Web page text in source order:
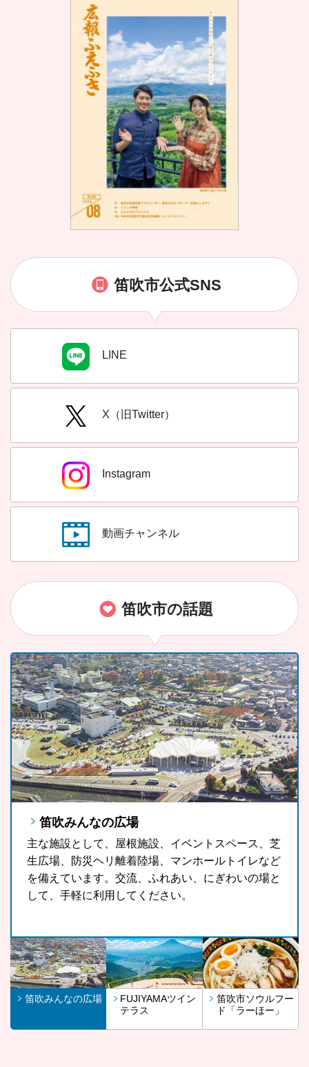
笛吹市公式SNS
LINE
X（旧Twitter）
Instagram
動画チャンネル
笛吹市の話題
笛吹みんなの広場
主な施設として、屋根施設、イベントスペース、芝
生広場、防災ヘリ離着陸場、マンホールトイレなど
を備えています。交流、ふれあい、にぎわいの場と
して、手軽に利用してください。
FUJIYAMAツインテラス
FUJIYAMAツインテラスは、河口湖や山中湖、世界
文化遺産に登録されている富士山が一望できる眺望
スポットです。
笛吹市ソウルフード「ラーほー」
山梨県の郷土料理である「ほうとう」をもっと気軽
に、もっと多くの観光客の皆さんに、また地域の皆
さんに召し上がっていただきたいという思いから開
発したラーほー。お気に入りの1杯を見つけてみま
笛吹みんなの広場
FUJIYAMAツイン
テラス
笛吹市ソウルフー
ド「ラーほー」